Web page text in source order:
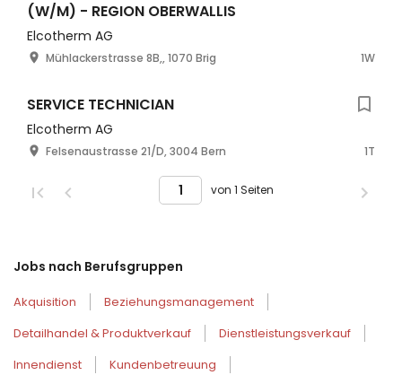
(W/M) - REGION OBERWALLIS
Elcotherm AG
Mühlackerstrasse 8B,, 1070 Brig 1W
SERVICE TECHNICIAN
Elcotherm AG
Felsenaustrasse 21/D, 3004 Bern 1T
von 1 Seiten
Jobs nach Berufsgruppen
Akquisition
Beziehungsmanagement
Detailhandel & Produktverkauf
Dienstleistungsverkauf
Innendienst
Kundenbetreuung